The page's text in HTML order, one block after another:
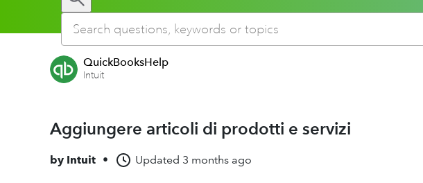
QuickBooksHelp
Intuit
Aggiungere articoli di prodotti e servizi
by Intuit • Updated 3 months ago